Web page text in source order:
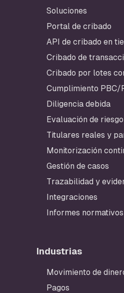
Soluciones
Portal de cribado
API de cribado en
Cribado de
Cribado por lotes
Cumplimiento PBC/
Diligencia debida
Evaluación de
Titulares reales y
Monitorización
Gestión de casos
Trazabilidad y
Integraciones
Informes normativos
Industrias
Movimiento de
Pagos